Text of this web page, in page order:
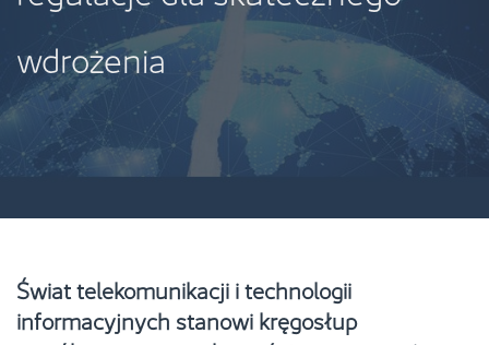
wdrożenia
Świat telekomunikacji i technologii
informacyjnych stanowi kręgosłup